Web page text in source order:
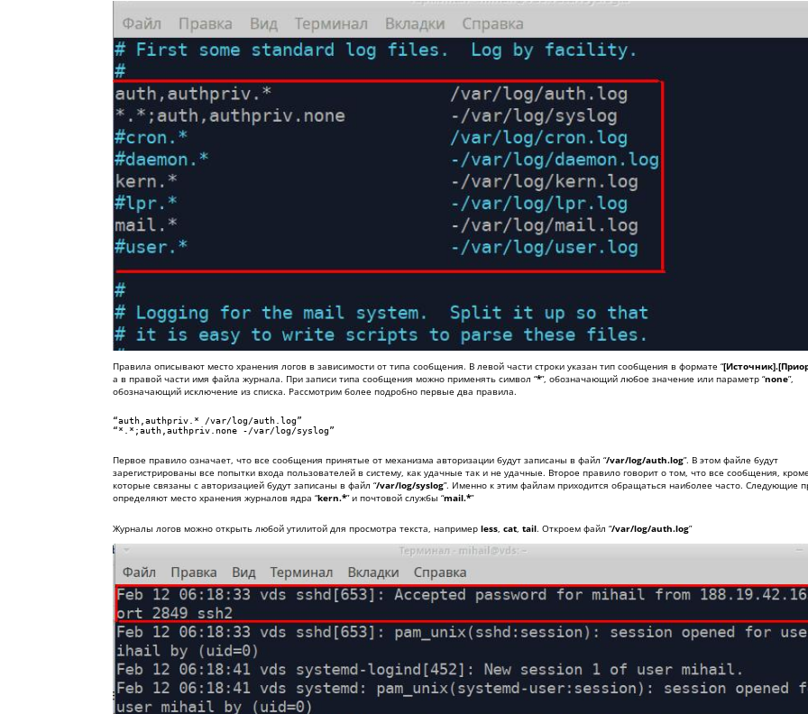
Правила описывают место хранения логов в зависимости от типа сообщения. В левой части строки указан тип сообщения в формате “
а в правой части имя файла журнала. При записи типа сообщения можно применять символ “*”, обозначающий любое значение или параметр “none”,
обозначающий исключение из списка. Рассмотрим более подробно первые два правила.
“auth,authpriv.* /var/log/auth.log”
“*.*;auth,authpriv.none -/var/log/syslog”
Первое правило означает, что все сообщения принятые от механизма авторизации будут записаны в файл “/var/log/auth.log”. В этом файле будут
зарегистрированы все попытки входа пользователей в систему, как удачные так и не удачные. Второе правило говорит о том, что все сообщения,
которые связаны с авторизацией будут записаны в файл “/var/log/syslog”. Именно к этим файлам приходится обращаться наиболее часто. Следующие
определяют место хранения журналов ядра “kern.*” и почтовой службы “mail.*”
Журналы логов можно открыть любой утилитой для просмотра текста, например less, cat, tail. Откроем файл “/var/log/auth.log”